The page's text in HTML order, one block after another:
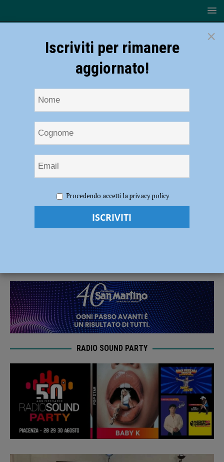
800 visitatori nella prima domenica di marzo
A Palazzo Farnese 800 visitatori nella
RADIO SOUND PARTY
×
Iscriviti per rimanere
aggiornato!
Procedendo accetti la privacy policy